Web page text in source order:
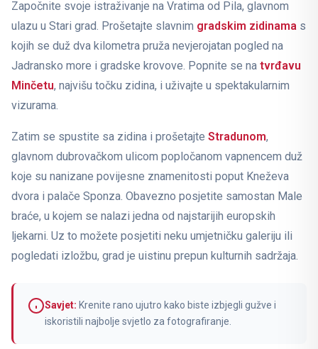
Započnite svoje istraživanje na Vratima od Pila, glavnom
ulazu u Stari grad. Prošetajte slavnim gradskim zidinama s
kojih se duž dva kilometra pruža nevjerojatan pogled na
Jadransko more i gradske krovove. Popnite se na tvrđavu
Minčetu, najvišu točku zidina, i uživajte u spektakularnim
vizurama.
Zatim se spustite sa zidina i prošetajte Stradunom,
glavnom dubrovačkom ulicom popločanom vapnencem duž
koje su nanizane povijesne znamenitosti poput Kneževa
dvora i palače Sponza. Obavezno posjetite samostan Male
braće, u kojem se nalazi jedna od najstarijih europskih
ljekarni. Uz to možete posjetiti neku umjetničku galeriju ili
pogledati izložbu, grad je uistinu prepun kulturnih sadržaja.
Savjet: Krenite rano ujutro kako biste izbjegli gužve i
iskoristili najbolje svjetlo za fotografiranje.